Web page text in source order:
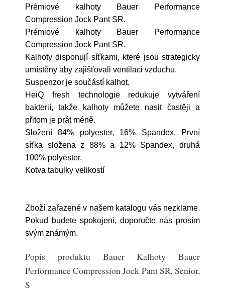
Prémiové kalhoty Bauer Performance
Compression Jock Pant SR.
Prémiové kalhoty Bauer Performance
Compression Jock Pant SR.
Kalhoty disponují síťkami, které jsou strategicky
umístěny aby zajišťovali ventilaci vzduchu.
Suspenzor je součástí kalhot.
HeiQ fresh technologie redukuje vytváření
bakterií, takže kalhoty můžete nasit častěji a
přitom je prát méně.
Složení 84% polyester, 16% Spandex. První
síťka složena z 88% a 12% Spandex, druhá
100% polyester.
Kotva tabulky velikostí
Zboží zařazené v našem katalogu vás nezklame.
Pokud budete spokojeni, doporučte nás prosím
svým známým.
Popis produktu Bauer Kalhoty Bauer
Performance Compression Jock Pant SR, Senior,
S